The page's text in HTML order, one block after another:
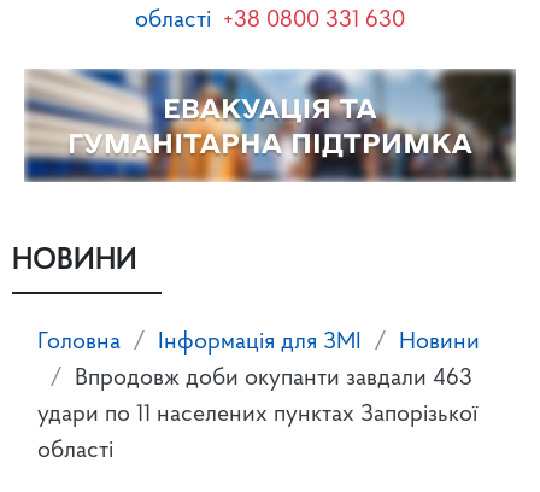
області +38 0800 331 630
НОВИНИ
Головна Інформація для ЗМІ
Новини
Впродовж доби окупанти завдали 463
удари по 11 населених пунктах Запорізької
області